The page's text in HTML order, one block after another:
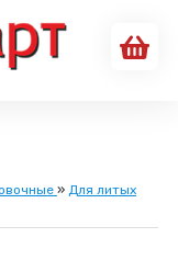
» Для литых